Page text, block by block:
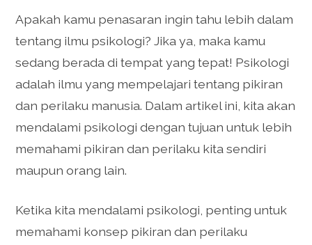
Apakah kamu penasaran ingin tahu lebih dalam
tentang ilmu psikologi? Jika ya, maka kamu
sedang berada di tempat yang tepat! Psikologi
adalah ilmu yang mempelajari tentang pikiran
dan perilaku manusia. Dalam artikel ini, kita akan
mendalami psikologi dengan tujuan untuk lebih
memahami pikiran dan perilaku kita sendiri
maupun orang lain.
Ketika kita mendalami psikologi, penting untuk
memahami konsep pikiran dan perilaku